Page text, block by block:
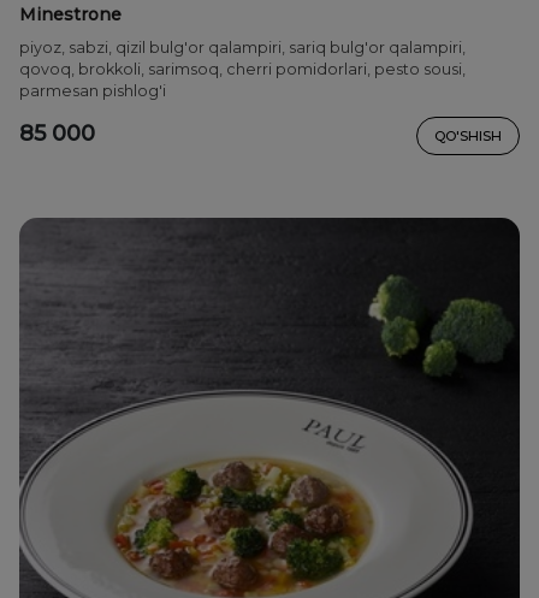
Minestrone
piyoz, sabzi, qizil bulg'or qalampiri, sariq bulg'or qalampiri,
qovoq, brokkoli, sarimsoq, cherri pomidorlari, pesto sousi,
parmesan pishlog'i
85 000 QO'SHISH